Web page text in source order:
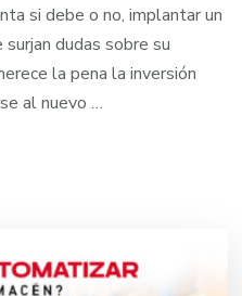
si debe o no, implantar un
dudas sobre su
la pena la inversión
al nuevo …